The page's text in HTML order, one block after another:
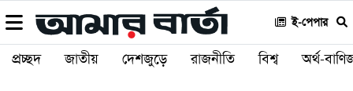
ই-পেপার
প্রচ্ছদ জাতীয় দেশজুড়ে রাজনীতি বিশ্ব অর্থ-